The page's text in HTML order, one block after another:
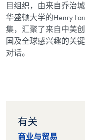
目组织，由来自乔治
华盛顿大学的Henry
集，汇聚了来自中美
国及全球感兴趣的关
对话。
有关
商业与贸易